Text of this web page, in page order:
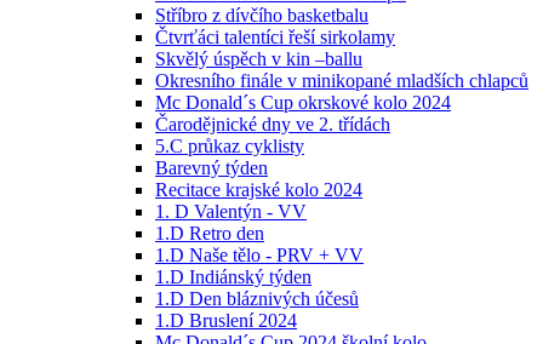
Stříbro z dívčího basketbalu
Čtvrťáci talentíci řeší sirkolamy
Skvělý úspěch v kin –ballu
Okresního finále v minikopané mladších chlapců
Mc Donald´s Cup okrskové kolo 2024
Čarodějnické dny ve 2. třídách
5.C průkaz cyklisty
Barevný týden
Recitace krajské kolo 2024
1. D Valentýn - VV
1.D Retro den
1.D Naše tělo - PRV + VV
1.D Indiánský týden
1.D Den bláznivých účesů
1.D Bruslení 2024